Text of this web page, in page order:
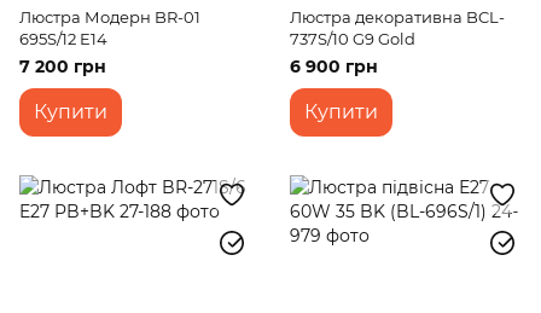
Люстра Модерн BR-01
695S/12 E14
7 200 грн
Купити
Люстра декоративна BCL-
737S/10 G9 Gold
6 900 грн
Купити